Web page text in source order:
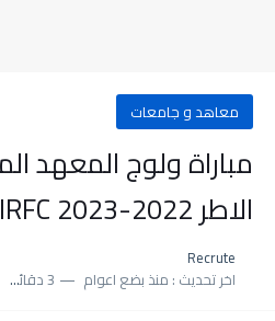
معاهد و جامعات
مباراة ولوج المعهد
الاطر 2022-2023 IRFC
Recrute
اخر تحديث : منذ بضع اعوام 3 دقائق للقراءة